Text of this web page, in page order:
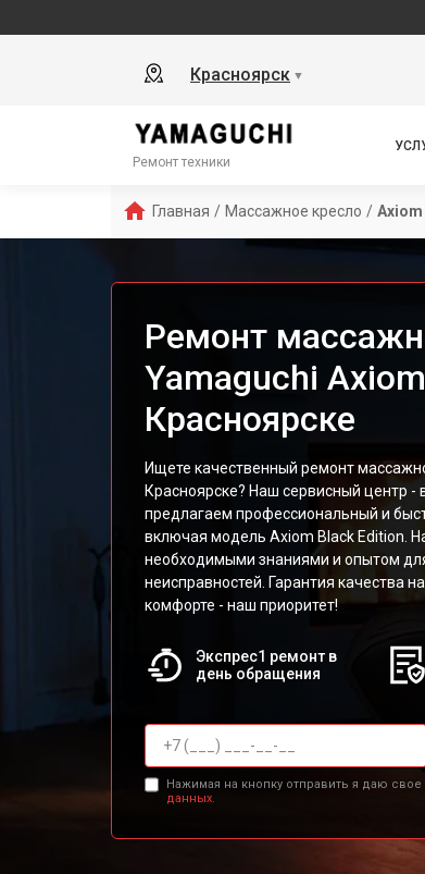
Красноярск ▼
Ремонт техники
Главная / Массажное кресло /
Ремонт
Yamaguchi
Красноярске
Ищете качественный ремонт
Красноярске? Наш сервисный центр
предлагаем профессиональный и
включая модель Axiom Black Edition.
необходимыми знаниями и опытом
неисправностей. Гарантия качества
комфорте - наш приоритет!
Экспрес1 ремонт в
день обращения
Нажимая на кнопку отправить я даю свое
данных.